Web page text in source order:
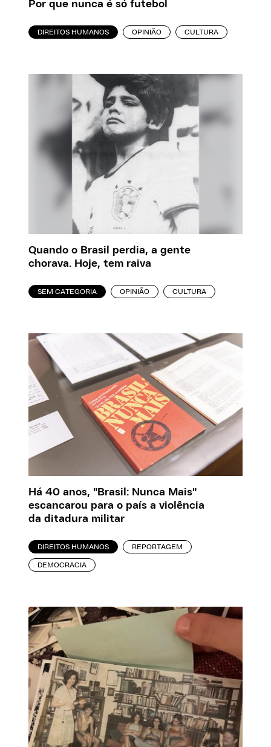
Por que nunca é só futebol
DIREITOS HUMANOS OPINIÃO CULTURA
Quando o Brasil perdia, a gente
chorava. Hoje, tem raiva
SEM CATEGORIA OPINIÃO CULTURA
Há 40 anos, "Brasil: Nunca Mais"
escancarou para o país a violência
da ditadura militar
DIREITOS HUMANOS REPORTAGEM
DEMOCRACIA